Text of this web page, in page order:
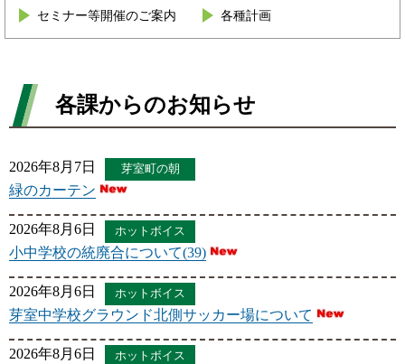
セミナー等開催のご案内 各種計画
各課からのお知らせ
2026年8月7日 芽室町の朝
緑のカーテン
2026年8月6日 ホットボイス
小中学校の統廃合について(39)
2026年8月6日 ホットボイス
芽室中学校グラウンド北側サッカー場について
2026年8月6日 ホットボイス